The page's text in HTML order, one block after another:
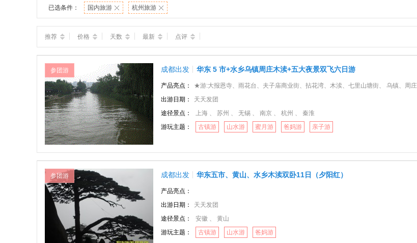
已选条件： 国内旅游 杭州旅游
推荐 价格 天数 最新 点评
参团游 成都出发 华东 5 市+水乡乌镇周庄木渎+五大夜景双飞六日游
产品亮点：
★游:大报恩寺、雨花台、夫子庙商业街、拈花湾、木渎、七里山塘街、 乌镇、周庄、漫步西湖、河坊街、城隍庙、南京路、外滩、登金
出游日期：
天天发团
途径景点：
上海 、 苏州 、 无锡 、 南京 、 杭州 、 秦淮
游玩主题：
古镇游 山水游 蜜月游 爸妈游 亲子游
参团游 成都出发 华东五市、黄山、水乡木渎双卧11日（夕阳红）
产品亮点：
出游日期：
天天发团
途径景点：
安徽 、 黄山
游玩主题：
古镇游 山水游 爸妈游